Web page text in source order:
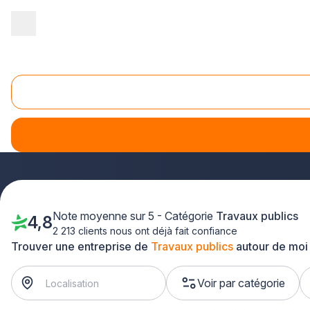
Travaux publics Pas-de-Calais (62)
Vous recherchez une entreprise de travaux publics de
sélectionnéspour tous vos projets de TP dans le
spécialisées intervient près de chez vous, à Arras, Calais,
Trouver une entreprise de Travaux publics autour de moi
Voir par catégorie
4,8Note moyenne sur 5 - Catégorie Travaux publics
2 213 clients nous ont déjà fait confiance